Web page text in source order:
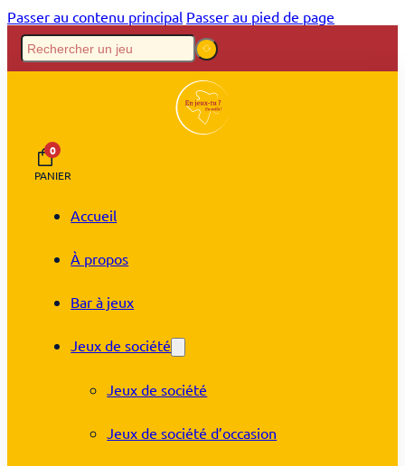
Passer au contenu principal Passer au pied de page
0
PANIER
Accueil
À propos
Bar à jeux
Jeux de société
Jeux de société
Jeux de société d’occasion